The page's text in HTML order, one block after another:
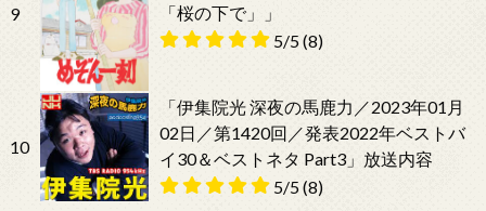
9
「桜の下で」」
5/5(8)
10
「伊集院光 深夜の馬鹿力／2023年01月
02日／第1420回／発表2022年ベストバ
イ30＆ベストネタ Part3」放送内容
5/5(8)